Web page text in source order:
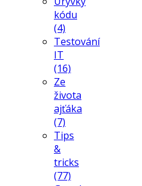
kódu
(4)
Testování
IT
(16)
Ze
života
ajťáka
(7)
Tips
&
tricks
(77)